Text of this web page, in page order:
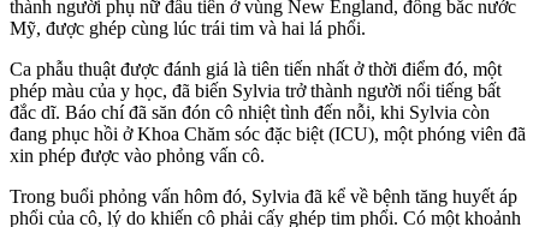
thành người phụ nữ đầu tiên ở vùng New England, đông bắc nước
Mỹ, được ghép cùng lúc trái tim và hai lá phổi.
Ca phẫu thuật được đánh giá là tiên tiến nhất ở thời điểm đó, một
phép màu của y học, đã biến Sylvia trở thành người nổi tiếng bất
đắc dĩ. Báo chí đã săn đón cô nhiệt tình đến nỗi, khi Sylvia còn
đang phục hồi ở Khoa Chăm sóc đặc biệt (ICU), một phóng viên đã
xin phép được vào phỏng vấn cô.
Trong buổi phỏng vấn hôm đó, Sylvia đã kể về bệnh tăng huyết áp
phổi của cô, lý do khiến cô phải cấy ghép tim phổi. Có một khoảnh